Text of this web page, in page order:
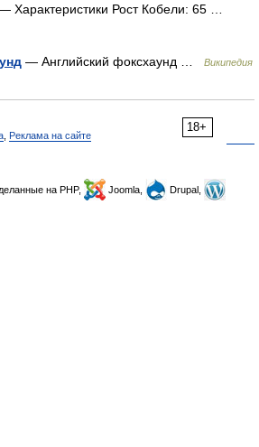
Характеристики Рост Кобели: 65 …
— Английский фоксхаунд … Википедия
18+
Реклама на сайте
на PHP, Joomla,
Drupal,